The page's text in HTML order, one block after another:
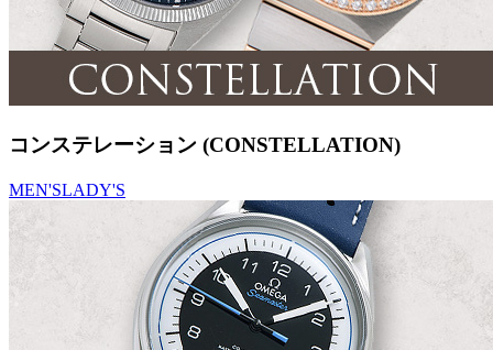
コンステレーション (CONSTELLATION)
MEN'SLADY'S